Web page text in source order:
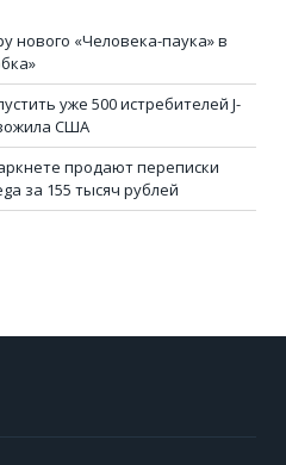
нового «Человека-паука» в
уже 500 истребителей J-
США
продают переписки
за 155 тысяч рублей